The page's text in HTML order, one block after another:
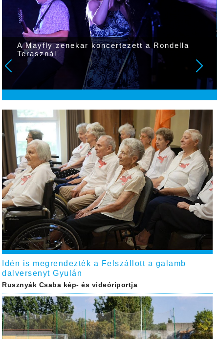
A Mayfly zenekar koncertezett a Rondella
Terasznál
Idén is megrendezték a Felszállott a galamb
dalversenyt Gyulán
Rusznyák Csaba kép- és videóriportja